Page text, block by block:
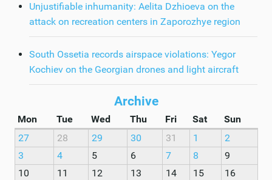
Unjustifiable inhumanity: Aelita Dzhioeva on the
attack on recreation centers in Zaporozhye region
South Ossetia records airspace violations: Yegor
Kochiev on the Georgian drones and light aircraft
Archive
Mon Tue Wed Thu Fri Sat
Sun
27
28 29 30 31 1
2
3
4 5 6 7 8
9
10
11 12 13 14 15
16